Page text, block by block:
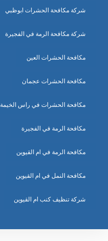
شركة مكافحة الحشرات ابوظبي
شركة مكافحة الرمة في الفجيرة
مكافحة الحشرات العين
مكافحة الحشرات عجمان
مكافحة الحشرات في راس الخيمة
مكافحة الرمة في الفجيرة
مكافحة الرمة في ام القيوين
مكافحة النمل في ام القيوين